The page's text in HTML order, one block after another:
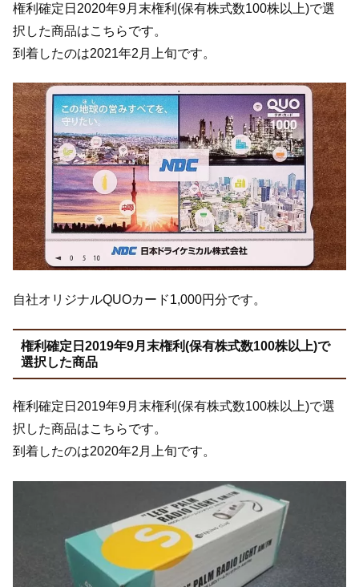
権利確定日2020年9月末権利(保有株式数100株以上)で選
択した商品はこちらです。
到着したのは2021年2月上旬です。
自社オリジナルQUOカード1,000円分です。
権利確定日2019年9月末権利(保有株式数100株以上)で
選択した商品
権利確定日2019年9月末権利(保有株式数100株以上)で選
択した商品はこちらです。
到着したのは2020年2月上旬です。